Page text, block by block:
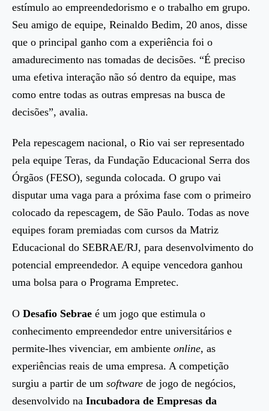
estímulo ao empreendedorismo e o trabalho em grupo.
Seu amigo de equipe, Reinaldo Bedim, 20 anos, disse
que o principal ganho com a experiência foi o
amadurecimento nas tomadas de decisões. “É preciso
uma efetiva interação não só dentro da equipe, mas
como entre todas as outras empresas na busca de
decisões”, avalia.
Pela repescagem nacional, o Rio vai ser representado
pela equipe Teras, da Fundação Educacional Serra dos
Órgãos (FESO), segunda colocada. O grupo vai
disputar uma vaga para a próxima fase com o primeiro
colocado da repescagem, de São Paulo. Todas as nove
equipes foram premiadas com cursos da Matriz
Educacional do SEBRAE/RJ, para desenvolvimento do
potencial empreendedor. A equipe vencedora ganhou
uma bolsa para o Programa Empretec.
O Desafio Sebrae é um jogo que estimula o
conhecimento empreendedor entre universitários e
permite-lhes vivenciar, em ambiente online, as
experiências reais de uma empresa. A competição
surgiu a partir de um software de jogo de negócios,
desenvolvido na Incubadora de Empresas da